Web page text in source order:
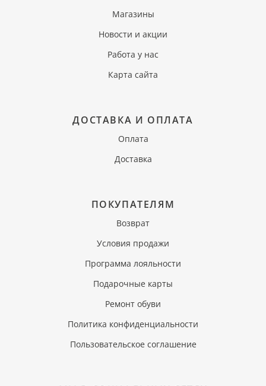
Магазины
Новости и акции
Работа у нас
Карта сайта
ДОСТАВКА И ОПЛАТА
Оплата
Доставка
ПОКУПАТЕЛЯМ
Возврат
Условия продажи
Программа лояльности
Подарочные карты
Ремонт обуви
Политика конфиденциальности
Пользовательское соглашение